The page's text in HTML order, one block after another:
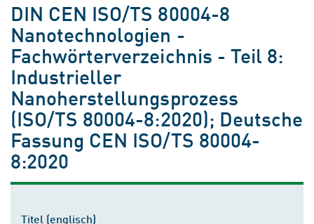
DIN CEN ISO/TS 80004-8
Nanotechnologien -
Fachwörterverzeichnis - Teil 8:
Industrieller
Nanoherstellungsprozess
(ISO/TS 80004-8:2020); Deutsche
Fassung CEN ISO/TS 80004-
8:2020
Titel (englisch)